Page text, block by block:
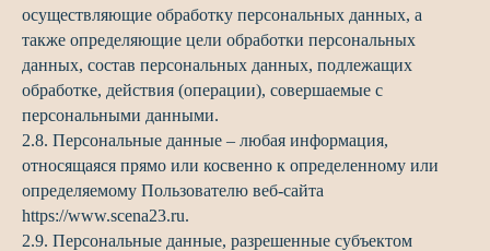
осуществляющие обработку персональных данных, а
также определяющие цели обработки персональных
данных, состав персональных данных, подлежащих
обработке, действия (операции), совершаемые с
персональными данными.
2.8. Персональные данные – любая информация,
относящаяся прямо или косвенно к определенному или
определяемому Пользователю веб-сайта
https://www.scena23.ru.
2.9. Персональные данные, разрешенные субъектом